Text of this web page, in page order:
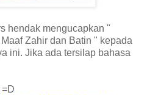
hendak mengucapkan "
Zahir dan Batin " kepada
ini. Jika ada tersilap bahasa